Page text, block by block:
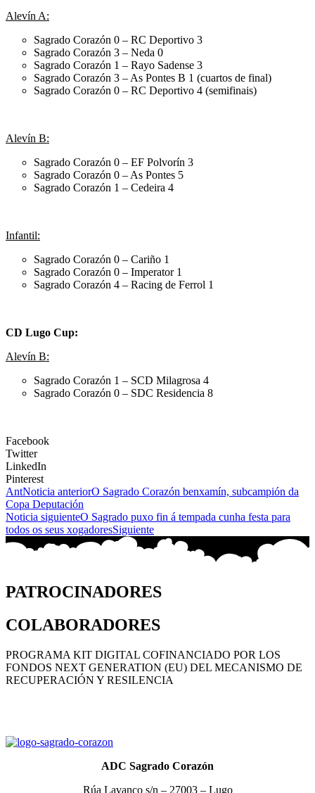
Alevín A:
Sagrado Corazón 0 – RC Deportivo 3
Sagrado Corazón 3 – Neda 0
Sagrado Corazón 1 – Rayo Sadense 3
Sagrado Corazón 3 – As Pontes B 1 (cuartos de final)
Sagrado Corazón 0 – RC Deportivo 4 (semifinais)
Alevín B:
Sagrado Corazón 0 – EF Polvorín 3
Sagrado Corazón 0 – As Pontes 5
Sagrado Corazón 1 – Cedeira 4
Infantil:
Sagrado Corazón 0 – Cariño 1
Sagrado Corazón 0 – Imperator 1
Sagrado Corazón 4 – Racing de Ferrol 1
CD Lugo Cup:
Alevín B:
Sagrado Corazón 1 – SCD Milagrosa 4
Sagrado Corazón 0 – SDC Residencia 8
Facebook
Twitter
LinkedIn
Pinterest
AntNoticia anteriorO Sagrado Corazón benxamín, subcampión da
Copa Deputación
Noticia siguienteO Sagrado puxo fin á tempada cunha festa para
todos os seus xogadoresSiguiente
PATROCINADORES
COLABORADORES
PROGRAMA KIT DIGITAL COFINANCIADO POR LOS
FONDOS NEXT GENERATION (EU) DEL MECANISMO DE
RECUPERACIÓN Y RESILENCIA
ADC Sagrado Corazón
Rúa Lavanco s/n – 27003 – Lugo